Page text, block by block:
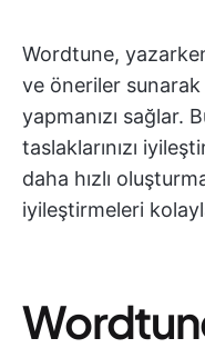
Wordtune,
ve öneriler
yapmanızı sağlar.
taslaklarınızı
daha hızlı
iyileştirmeleri